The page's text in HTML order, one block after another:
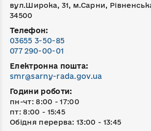
вул.Широка, 31, м.Сарни,
34500
Телефон:
03655 3-50-85
077 290-00-01
Електронна пошта:
smr@sarny-rada.gov.ua
Години роботи:
пн-чт: 8:00 - 17:00
пт: 8:00 - 15:45
Обідня перерва: 13:00 - 13:45